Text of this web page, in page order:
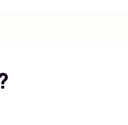
tennis,